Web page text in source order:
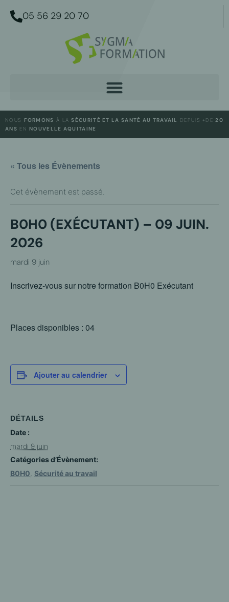
05 56 29 20 70
NOUS FORMONS À LASÉCURITÉ ET LA SANTÉ AU TRAVAIL DEPUIS +DE20
ANS ENNOUVELLE AQUITAINE
« Tous les Évènements
Cet évènement est passé.
B0H0 (EXÉCUTANT) – 09 JUIN.
2026
mardi 9 juin
Inscrivez-vous sur notre formation B0H0 Exécutant
Places disponibles : 04
Ajouter au calendrier
DÉTAILS
Date :
mardi 9 juin
Catégories d’Évènement:
B0H0 Sécurité au travail